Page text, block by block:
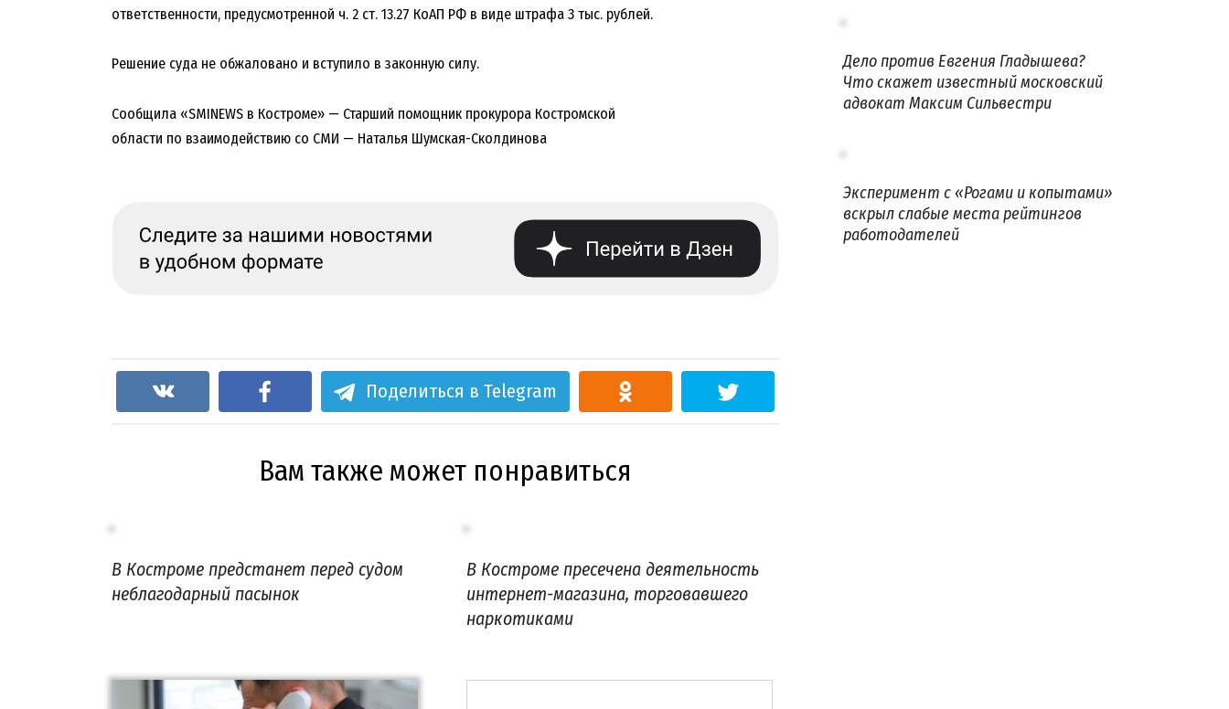
ответственности, предусмотренной ч. 2 ст. 13.27 КоАП РФ в виде штрафа 3 тыс. рублей.
Решение суда не обжаловано и вступило в законную силу.
Сообщила «SMINEWS в Костроме» — Старший помощник прокурора Костромской
области по взаимодействию со СМИ — Наталья Шумская-Сколдинова
Поделиться в Telegram
Вам также может понравиться
В Костроме предстанет перед судом
неблагодарный пасынок
В Костроме пресечена деятельность
интернет-магазина, торговавшего
наркотиками
Дело против Евгения Гладышева?
Что скажет известный московский
адвокат Максим Сильвестри
Эксперимент с «Рогами и копытами»
вскрыл слабые места рейтингов
работодателей